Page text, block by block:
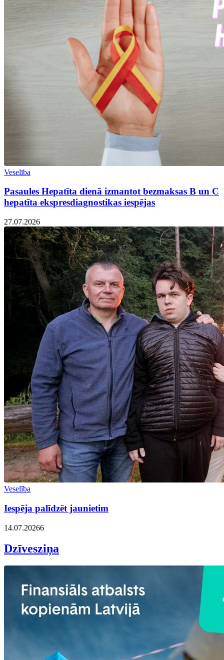
Veselība
Pasaules Hepatīta dienā izmantot bezmaksas B un C
hepatīta ekspresdiagnostikas iespējas
27.07.2026
Veselība
Iespēja palīdzēt jaunietim
14.07.20266
Dzīvesziņa